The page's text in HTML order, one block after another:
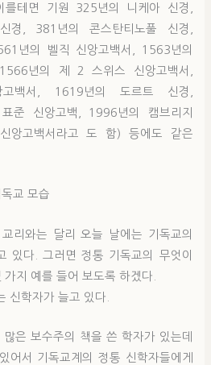
를테면 기원 325년의 니케아 신경,
경, 381년의 콘스탄티노풀 신경,
년의 벨직 신앙고백서, 1563년의
년의 제 2 스위스 신앙고백서,
백서, 1619년의 도르트 신경,
준 신앙고백, 1996년의 캠브리지
앙고백서라고 도 함) 등에도 같은
교 모습
리와는 달리 오늘 날에는 기독교의
있다. 그러면 정통 기독교의 무엇이
지 예를 들어 보도록 하겠다.
신학자가 늘고 있다.
은 보수주의 책을 쓴 학자가 있는데
어서 기독교계의 정통 신학자들에게